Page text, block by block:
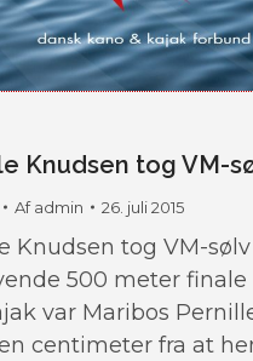
Knudsen tog VM-
Afadmin 26. juli 2015
Knudsen tog VM-sølv
500 meter finale
var Maribos
centimeter fra at